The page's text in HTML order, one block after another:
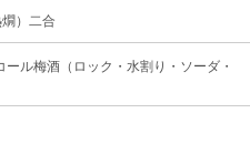
）二合
ル梅酒（ロック・水割り・ソーダ・